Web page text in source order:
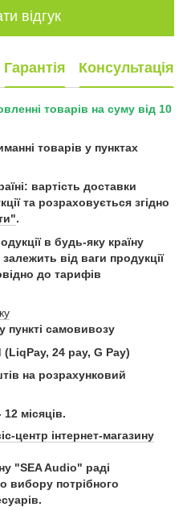
відгук
Гарантія Консультація
товарів на суму від 10
товарів у пунктах
вартість доставки
та розраховується згідно
.
в будь-яку країну
від ваги продукції
до тарифів
пункті самовивозу
24 pay, G Pay)
на розрахунковий
місяців.
центр інтернет-магазину
"SEA Audio" раді
вибору потрібного